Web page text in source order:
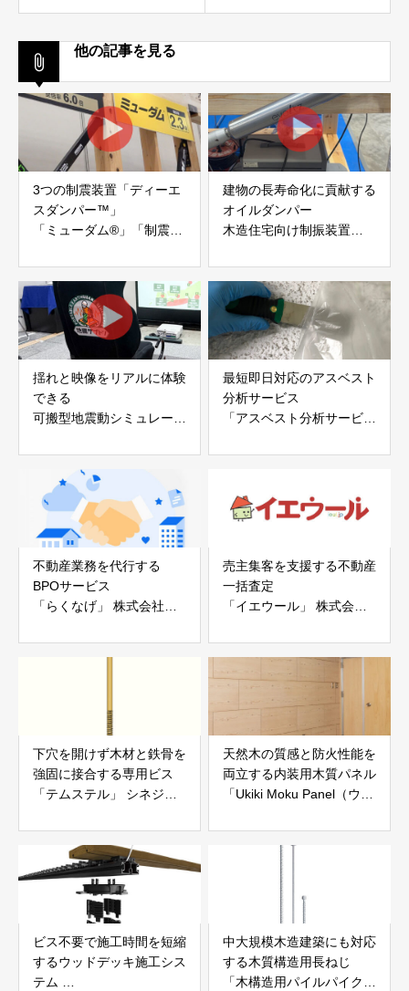
他の記事を見る
3つの制震装置「ディーエ
スダンパー™」
「ミューダム®」「制震テ
アイディールブレーン株式
会社
建物の長寿命化に貢献する
オイルダンパー
木造住宅向け制振装置
株式会社evoltz
揺れと映像をリアルに体験
できる
可搬型地震動シミュレータ
白山工業株式会社
最短即日対応のアスベスト
分析サービス
「アスベスト分析サービ
不動産業務を代行する
BPOサービス
「らくなげ」 株式会社い
売主集客を支援する不動産
一括査定
「イエウール」 株式会社
下穴を開けず木材と鉄骨を
強固に接合する専用ビス
「テムステル」 シネジッ
天然木の質感と防火性能を
両立する内装用木質パネル
「Ukiki Moku Panel（ウキ
社サンパテック
ビス不要で施工時間を短縮
するウッドデッキ施工シス
テム
中大規模木造建築にも対応
する木質構造用長ねじ
「木構造用パイルパイクビ